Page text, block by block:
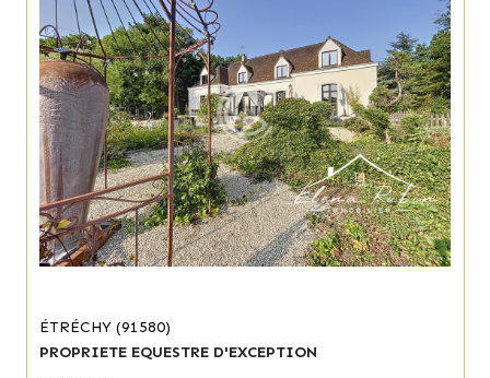
ÉTRÉCHY (91580)
PROPRIETE EQUESTRE D'EXCEPTION